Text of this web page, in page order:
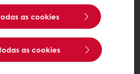
as cookies
as cookies